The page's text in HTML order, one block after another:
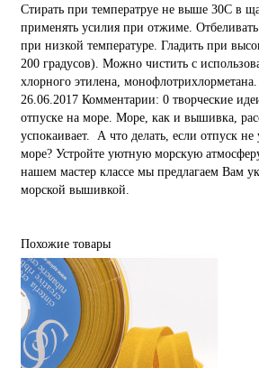
Стирать при температруе не выше 30С в
применять усилия при отжиме.
при низкой температуре. Гладить при
200 градусов). Можно чистить с
хлорного этилена,
26.06.2017 Комментарии: 0 творческие
отпуске на море. Море, как и вышивка,
успокаивает. А что делать, если отпуск не
море? Устройте уютную морскую
нашем мастер классе мы предлагаем Вам
морской вышивкой.
Похожие товары